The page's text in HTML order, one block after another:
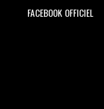
FACEBOOK OFFICIEL